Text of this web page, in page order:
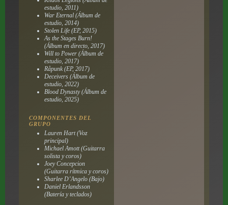
estudio, 2011)
War Eternal(Álbum de
estudio, 2014)
Stolen Life(EP, 2015)
As the Stages Burn!
(Álbum en directo, 2017)
Will to Power(Álbum de
estudio, 2017)
Råpunk(EP, 2017)
Deceivers(Álbum de
estudio, 2022)
Blood Dynasty(Álbum de
estudio, 2025)
COMPONENTES DEL
GRUPO
Lauren Hart (Voz
principal)
Michael Amott (Guitarra
solista y coros)
Joey Concepcion
(Guitarra rítmica y coros)
Sharlee D’Angelo (Bajo)
Daniel Erlandsson
(Batería y teclados)